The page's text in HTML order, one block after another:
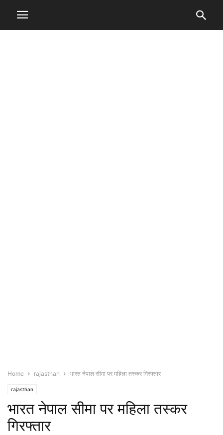
Home rajasthan भारत नेपाल सीमा पर महिला तस्कर गिरफ्तार
rajasthan
भारत नेपाल सीमा पर महिला तस्कर
गिरफ्तार